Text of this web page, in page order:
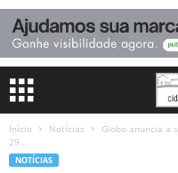
Início Notícias
Globo anuncia a
29...
NOTÍCIAS